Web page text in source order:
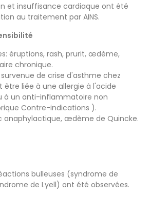
et insuffisance cardiaque ont été
au traitement par AINS.
éruptions, rash, prurit, œdème,
chronique.
survenue de crise d'asthme chez
être liée à une allergie à l'acide
à un anti-inflammatoire non
Contre-indications ).
anaphylactique, œdème de Quincke.
bulleuses (syndrome de
de Lyell) ont été observées.